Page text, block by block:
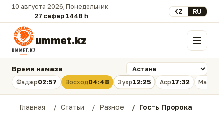
10 августа 2026, Понедельник
27 сафар 1448 һ.
Выберите язык
KZ RU
ummet.kz Меню
Время намаза
Фаджр02:57 Восход04:48 Зухр12:25 Аср17:32
Главная Статьи Разное Гость Пророка